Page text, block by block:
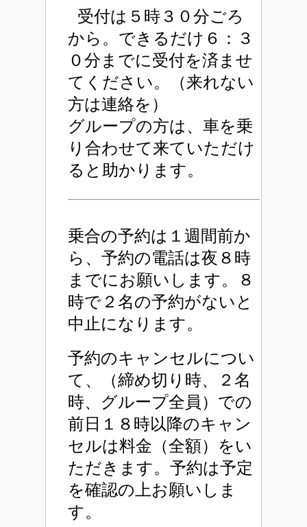
受付は５時３０分ごろ
から。できるだけ６：３
０分までに受付を済ませ
てください。（来れない
方は連絡を）
グループの方は、車を乗
り合わせて来ていただけ
ると助かります。
乗合の予約は１週間前か
ら、予約の電話は夜８時
までにお願いします。８
時で２名の予約がないと
中止になります。
予約のキャンセルについ
て、（締め切り時、２名
時、グループ全員）での
前日１８時以降のキャン
セルは料金（全額）をい
ただきます。予約は予定
を確認の上お願いしま
す。